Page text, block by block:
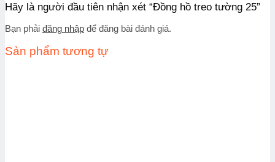
Hãy là người đầu tiên nhận xét “Đồng hồ treo tường 25”
Bạn phải đăng nhập để đăng bài đánh giá.
Sản phẩm tương tự